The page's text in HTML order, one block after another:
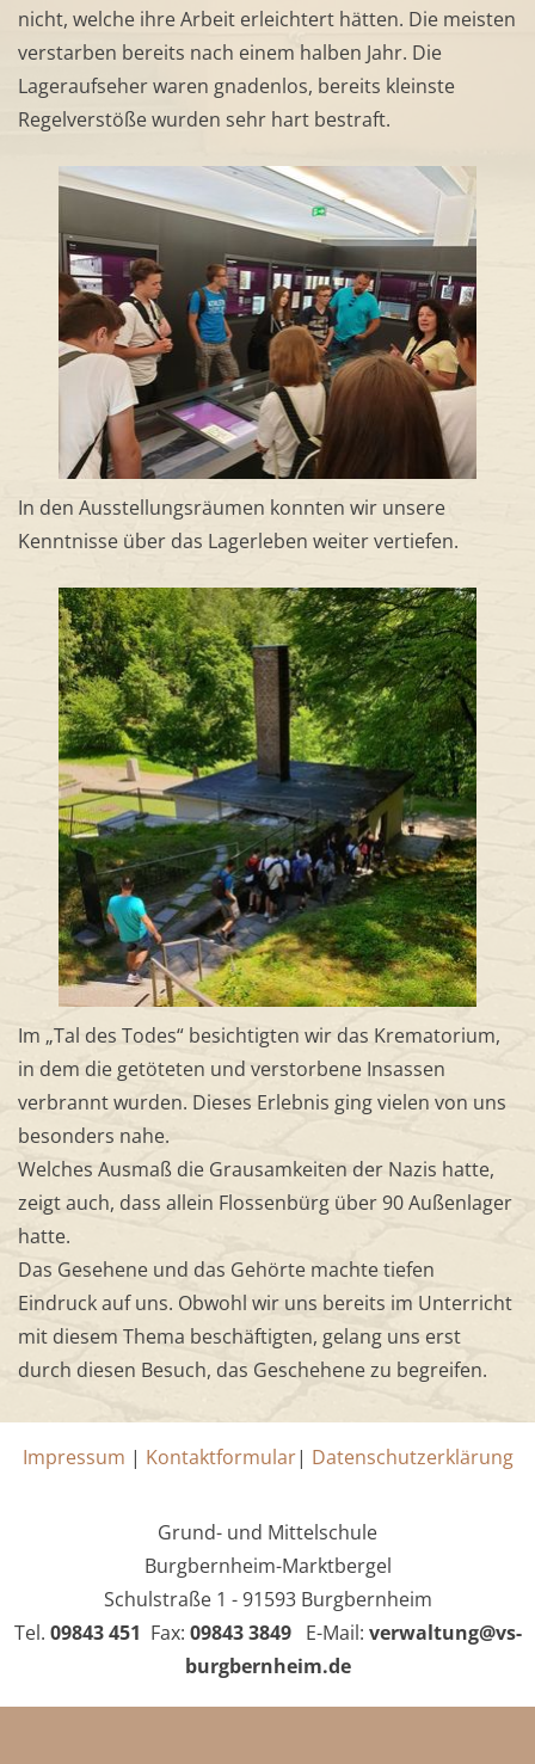
nicht, welche ihre Arbeit erleichtert hätten. Die meisten
verstarben bereits nach einem halben Jahr. Die
Lageraufseher waren gnadenlos, bereits kleinste
Regelverstöße wurden sehr hart bestraft.
In den Ausstellungsräumen konnten wir unsere
Kenntnisse über das Lagerleben weiter vertiefen.
Im „Tal des Todes“ besichtigten wir das Krematorium,
in dem die getöteten und verstorbene Insassen
verbrannt wurden. Dieses Erlebnis ging vielen von uns
besonders nahe.
Welches Ausmaß die Grausamkeiten der Nazis hatte,
zeigt auch, dass allein Flossenbürg über 90 Außenlager
hatte.
Das Gesehene und das Gehörte machte tiefen
Eindruck auf uns. Obwohl wir uns bereits im Unterricht
mit diesem Thema beschäftigten, gelang uns erst
durch diesen Besuch, das Geschehene zu begreifen.
Impressum | Kontaktformular| Datenschutzerklärung
Grund- und Mittelschule
Burgbernheim-Marktbergel
Schulstraße 1 - 91593 Burgbernheim
Tel. 09843 451 Fax: 09843 3849 E-Mail: verwaltung@vs-
burgbernheim.de